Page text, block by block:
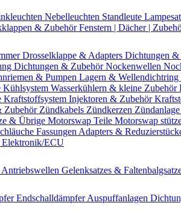
Nebelleuchten Standleute
& ZubehörFenstern | Dächer |
Drosselklappe & Adapters Dichtungen &
Dichtungen & ZubehörNockenwellen
& Pumpen Lagern & Wellendichtring
Kühlsystem Wasserkühlern & kleine Zubehör
Kraftstoffsystem Injektoren & Zubehör
Zubehör Zündkabels Zündkerzen
& Übrige Motorswap Teile Motorswap
Fassungen Adapters &
Elektronik/ECU
Antriebswellen Gelenksatzes &
EndschalldämpferAuspuffanlagen